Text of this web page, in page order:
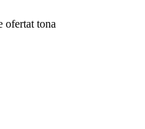
ofertat tona